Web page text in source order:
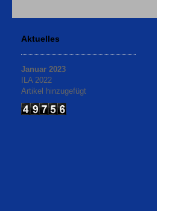
Aktuelles
Januar 2023
ILA 2022
Artikel hinzugefügt